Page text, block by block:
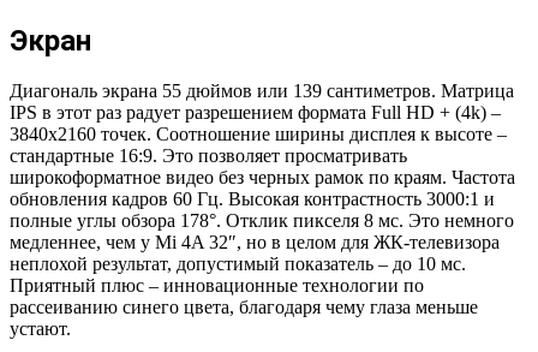
Экран
Диагональ экрана 55 дюймов или 139 сантиметров. Матрица
IPS в этот раз радует разрешением формата Full HD + (4k) –
3840х2160 точек. Соотношение ширины дисплея к высоте –
стандартные 16:9. Это позволяет просматривать
широкоформатное видео без черных рамок по краям. Частота
обновления кадров 60 Гц. Высокая контрастность 3000:1 и
полные углы обзора 178°. Отклик пикселя 8 мс. Это немного
медленнее, чем у Mi 4A 32″, но в целом для ЖК-телевизора
неплохой результат, допустимый показатель – до 10 мс.
Приятный плюс – инновационные технологии по
рассеиванию синего цвета, благодаря чему глаза меньше
устают.